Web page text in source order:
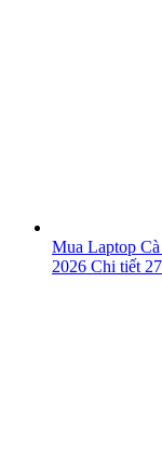
Mua Laptop
2026 Chi tiết